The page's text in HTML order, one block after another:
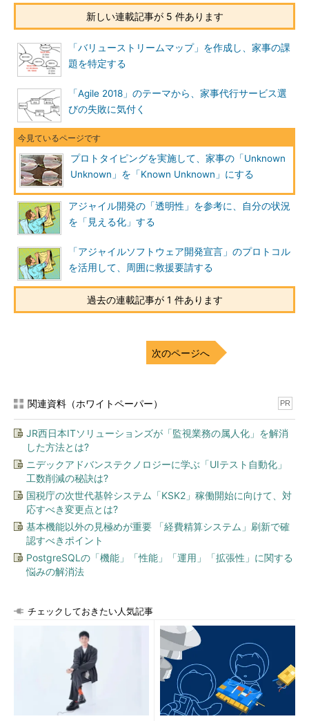
新しい連載記事が 5 件あります
「バリューストリームマップ」を作成し、家事の課
題を特定する
「Agile 2018」のテーマから、家事代行サービス選
びの失敗に気付く
プロトタイピングを実施して、家事の「Unknown
Unknown」を「Known Unknown」にする
アジャイル開発の「透明性」を参考に、自分の状況
を「見える化」する
「アジャイルソフトウェア開発宣言」のプロトコル
を活用して、周囲に救援要請する
過去の連載記事が 1 件あります
次のページへ
関連資料（ホワイトペーパー） PR
JR西日本ITソリューションズが「監視業務の属人化」を解消
した方法とは?
ニデックアドバンステクノロジーに学ぶ「UIテスト自動化」
工数削減の秘訣は?
国税庁の次世代基幹システム「KSK2」稼働開始に向けて、対
応すべき変更点とは?
基本機能以外の見極めが重要 「経費精算システム」刷新で確
認すべきポイント
PostgreSQLの「機能」「性能」「運用」「拡張性」に関する
悩みの解消法
チェックしておきたい人気記事